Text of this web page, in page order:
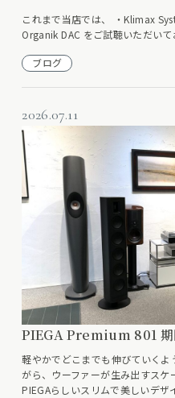
これまで当店では、 ・Klimax
Organik DAC をご試聴いただい
ブログ
2026.07.11
PIEGA Premium 801 期
軽やかでどこまでも伸びていく
がら、ウーファーが生み出すスケ
PIEGAらしいスリムで美しいデザ